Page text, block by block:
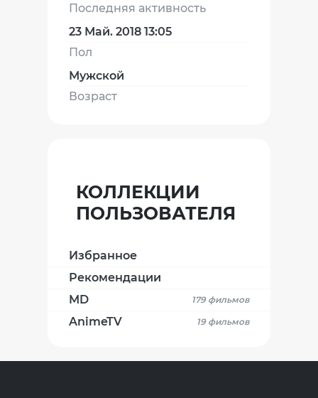
Последняя активность
23 Май. 2018 13:05
Пол
Мужской
Возраст
КОЛЛЕКЦИИ
ПОЛЬЗОВАТЕЛЯ
Избранное
Рекомендации
MD
179 фильмов
AnimeTV 19 фильмов